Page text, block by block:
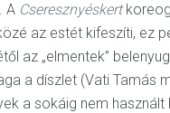
A Cseresznyéskert
az estét kifeszíti, ez
az „elmentek”
a díszlet (Vati Tamás
a sokáig nem